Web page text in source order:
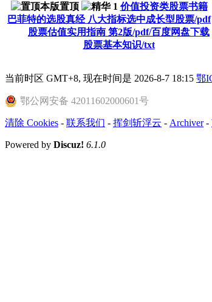
价值投资类股票书籍
巴菲特的选股真经 八大指标选中成长型股票/pdf
股票估值实用指南 第2版/pdf/百度网盘下载
股票基本知识/txt
当前时区 GMT+8, 现在时间是 2026-8-7 18:15 鄂
鄂公网安备 42011602000601号
清除 Cookies - 联系我们 - 挥剑斩浮云 - Archiver-
Powered by Discuz! 6.1.0